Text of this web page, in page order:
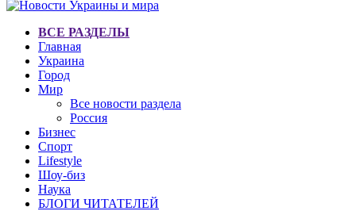
ВСЕ РАЗДЕЛЫ
Главная
Украина
Город
Мир
Все новости раздела
Россия
Бизнес
Спорт
Lifestyle
Шоу-биз
Наука
БЛОГИ ЧИТАТЕЛЕЙ